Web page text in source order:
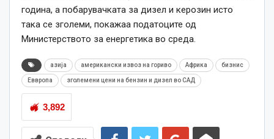
година, а побарувачката за дизел и керозин исто
така се зголеми, покажаа податоците од
Министерството за енергетика во среда.
азија американски извоз на гориво Африка бизнис
Еввропа зголемени цени на бензин и дизел во САД
3,892